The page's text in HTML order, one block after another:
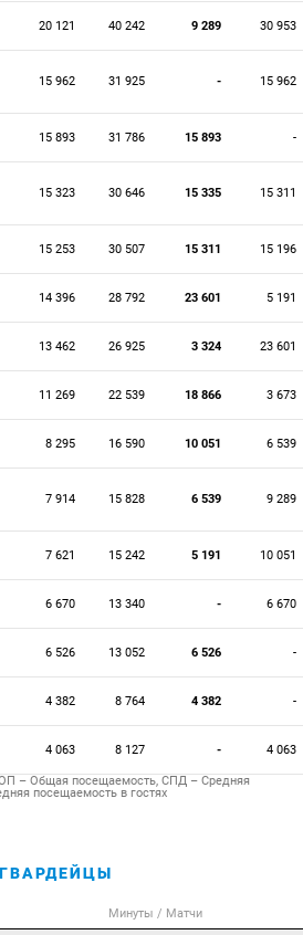
20 121 40 242 9 289 30 953
15 962 31 925 - 15 962
15 893 31 786 15 893 -
15 323 30 646 15 335 15 311
15 253 30 507 15 311 15 196
14 396 28 792 23 601 5 191
13 462 26 925 3 324 23 601
11 269 22 539 18 866 3 673
8 295 16 590 10 051 6 539
7 914 15 828 6 539 9 289
7 621 15 242 5 191 10 051
6 670 13 340 - 6 670
6 526 13 052 6 526 -
4 382 8 764 4 382 -
4 063 8 127 - 4 063
– Общая посещаемость, СПД – Средняя
посещаемость в гостях
ГВАРДЕЙЦЫ
Минуты / Матчи